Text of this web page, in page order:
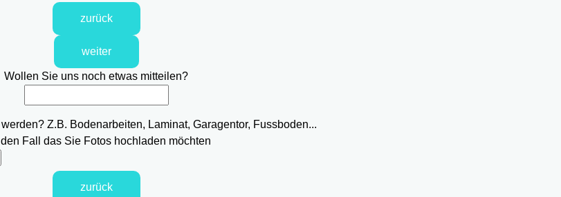
zurück
weiter
Wollen Sie uns noch etwas mitteilen?
Z.B. Bodenarbeiten, Laminat, Garagentor, Fussboden...
den Fall das Sie Fotos hochladen möchten
zurück